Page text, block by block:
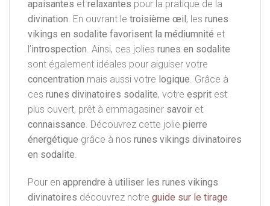
apaisantes et relaxantes pour la pratique de la
divination. En ouvrant le troisième œil , les runes
vikings en sodalite favorisent la médiumnité et
l’introspection. Ainsi, ces jolies runes en sodalite
sont également idéales pour aiguiser votre
concentration mais aussi votre logique. Grâce à
ces runes divinatoires sodalite, votre esprit est
plus ouvert, prêt à emmagasiner savoir et
connaissance. Découvrez cette jolie pierre
énergétique grâce à nos runes vikings divinatoires
en sodalite.
Pour en apprendre à utiliser les runes vikings
divinatoires découvrez notre guide sur le tirage